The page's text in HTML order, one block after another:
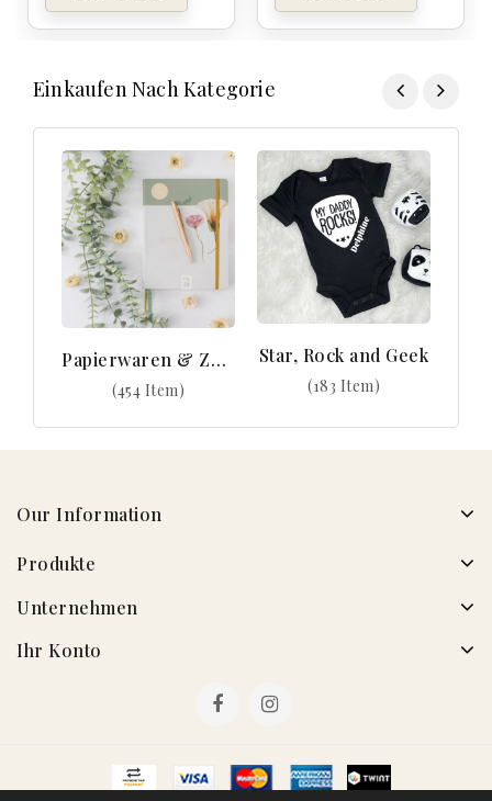
Einkaufen Nach Kategorie
Papierwaren & Zubehör
(454 Item)
Star, Rock and Geek
(183 Item)
Our Information
Produkte
Unternehmen
Ihr Konto